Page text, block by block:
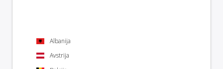
Albanija
Avstrija